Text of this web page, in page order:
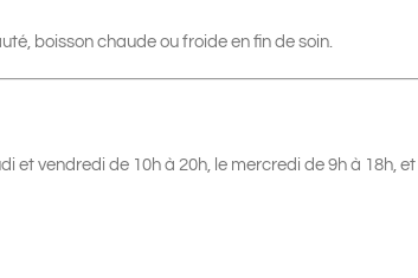
boisson chaude ou froide en fin de soin.
et vendredi de 10h à 20h, le mercredi de 9h à 18h,